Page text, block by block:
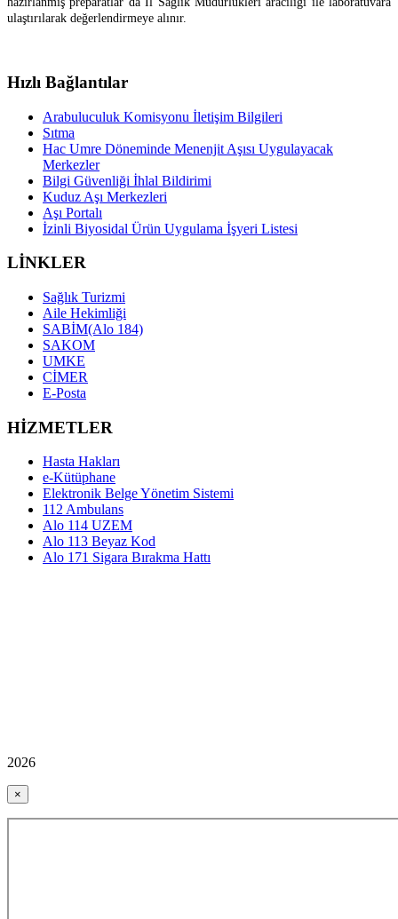
ulaştırılarak değerlendirmeye alınır.
Hızlı Bağlantılar
Arabuluculuk Komisyonu İletişim Bilgileri
Sıtma
Hac Umre Döneminde Menenjit Aşısı Uygulayacak
Merkezler
Bilgi Güvenliği İhlal Bildirimi
Kuduz Aşı Merkezleri
Aşı Portalı
İzinli Biyosidal Ürün Uygulama İşyeri Listesi
LİNKLER
Sağlık Turizmi
Aile Hekimliği
SABİM(Alo 184)
SAKOM
UMKE
CİMER
E-Posta
HİZMETLER
Hasta Hakları
e-Kütüphane
Elektronik Belge Yönetim Sistemi
112 Ambulans
Alo 114 UZEM
Alo 113 Beyaz Kod
Alo 171 Sigara Bırakma Hattı
2026
×